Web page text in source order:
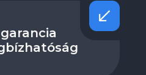
garancia